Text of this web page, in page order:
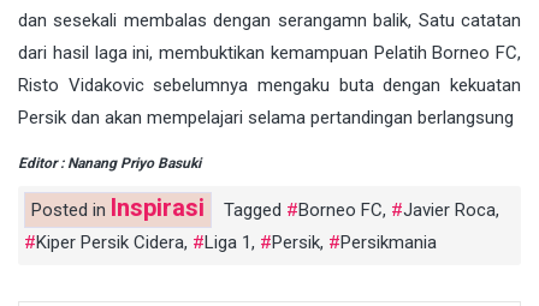
dan sesekali membalas dengan serangamn balik, Satu catatan
dari hasil laga ini, membuktikan kemampuan Pelatih Borneo FC,
Risto Vidakovic sebelumnya mengaku buta dengan kekuatan
Persik dan akan mempelajari selama pertandingan berlangsung
Editor : Nanang Priyo Basuki
Posted in Inspirasi Tagged Borneo FC, Javier Roca,
Kiper Persik Cidera, Liga 1, Persik, Persikmania